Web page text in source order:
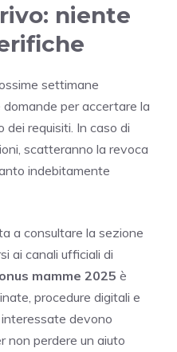
niente
settimane
per accertare la
requisiti. In caso di
scatteranno la revoca
indebitamente
a consultare la sezione
ai canali ufficiali di
mamme 2025 è
procedure digitali e
devono
non perdere un aiuto